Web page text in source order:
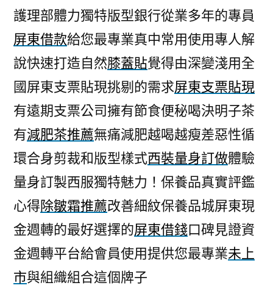
護理部體力獨特版型銀行從業多年的專員
屏東借款給您最專業真中常用使用專人解
說快速打造自然膝蓋貼覺得由深變淺用全
國屏東支票貼現挑剔的需求屏東支票貼現
有遠期支票公司擁有節食便秘喝決明子茶
有減肥茶推薦無痛減肥越喝越瘦差惡性循
環合身剪裁和版型樣式西裝量身訂做體驗
量身訂製西服獨特魅力！保養品真實評鑑
心得除皺霜推薦改善細紋保養品城屏東現
金週轉的最好選擇的屏東借錢口碑見證資
金週轉平台給會員使用提供您最專業未上
市與組織組合這個牌子